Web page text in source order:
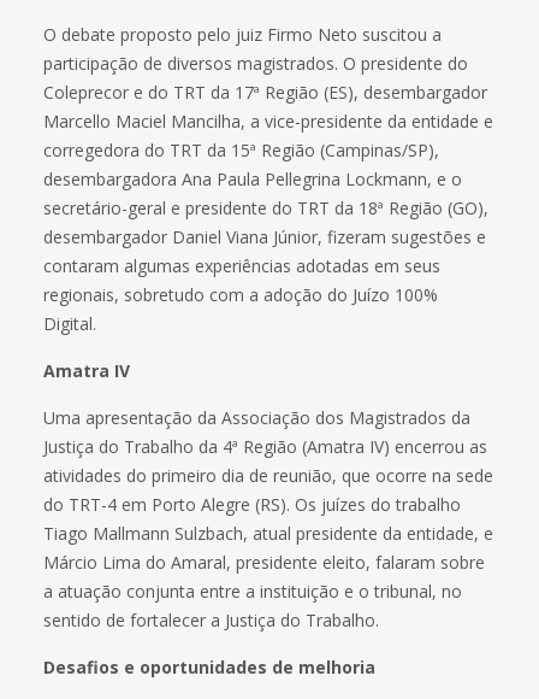
O debate proposto pelo juiz Firmo Neto suscitou a
participação de diversos magistrados. O presidente do
Coleprecor e do TRT da 17ª Região (ES), desembargador
Marcello Maciel Mancilha, a vice-presidente da entidade e
corregedora do TRT da 15ª Região (Campinas/SP),
desembargadora Ana Paula Pellegrina Lockmann, e o
secretário-geral e presidente do TRT da 18ª Região (GO),
desembargador Daniel Viana Júnior, fizeram sugestões e
contaram algumas experiências adotadas em seus
regionais, sobretudo com a adoção do Juízo 100%
Digital.
Amatra IV
Uma apresentação da Associação dos Magistrados da
Justiça do Trabalho da 4ª Região (Amatra IV) encerrou as
atividades do primeiro dia de reunião, que ocorre na sede
do TRT-4 em Porto Alegre (RS). Os juízes do trabalho
Tiago Mallmann Sulzbach, atual presidente da entidade, e
Márcio Lima do Amaral, presidente eleito, falaram sobre
a atuação conjunta entre a instituição e o tribunal, no
sentido de fortalecer a Justiça do Trabalho.
Desafios e oportunidades de melhoria